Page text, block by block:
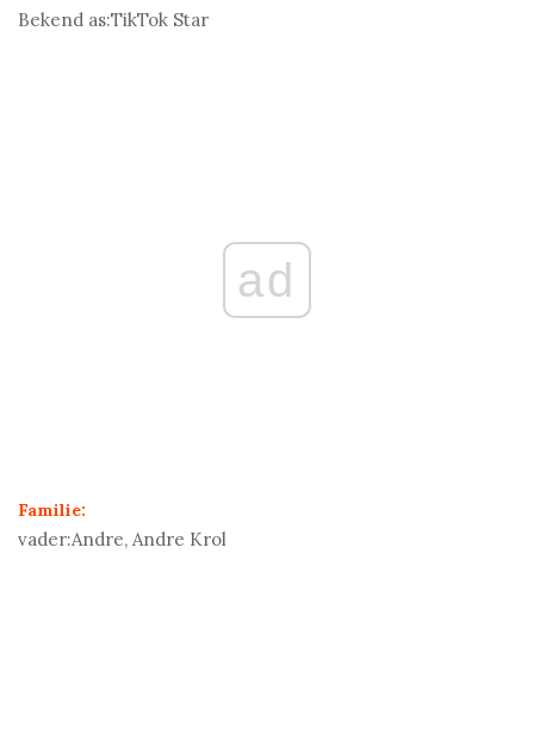
Bekend as:TikTok Star
ad
Familie:
vader:Andre, Andre Krol